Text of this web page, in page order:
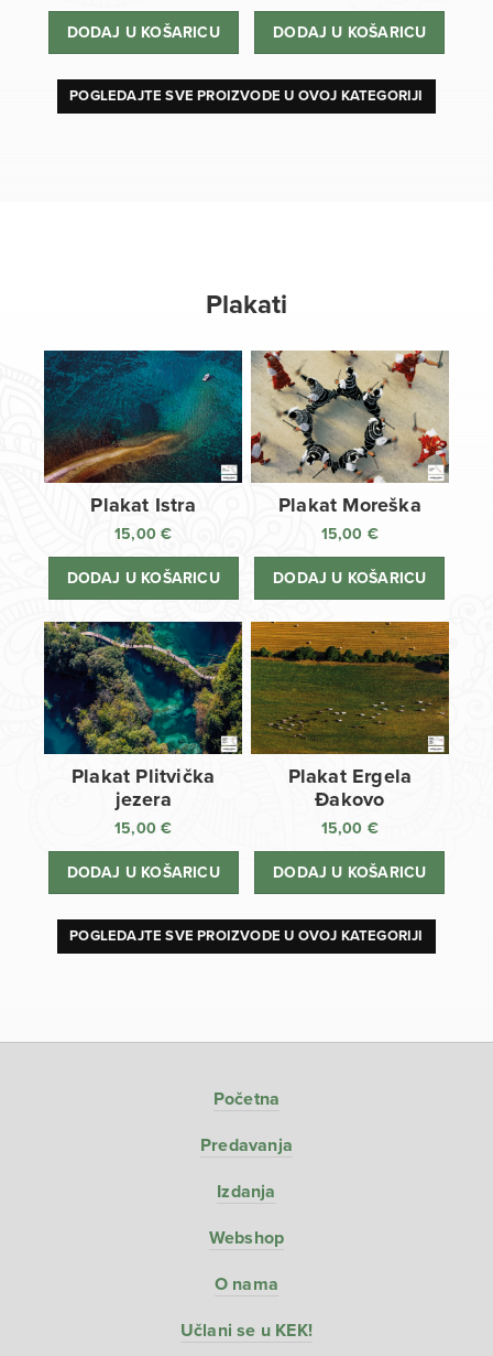
DODAJ U KOŠARICU DODAJ U KOŠARICU
POGLEDAJTE SVE PROIZVODE U OVOJ KATEGORIJI
Plakati
Plakat Istra
15,00€
DODAJ U KOŠARICU
Plakat Moreška
15,00 €
DODAJ U KOŠARICU
Plakat Plitvička
jezera
15,00€
DODAJ U KOŠARICU
Plakat Ergela
Đakovo
15,00 €
DODAJ U KOŠARICU
POGLEDAJTE SVE PROIZVODE U OVOJ KATEGORIJI
Početna
Predavanja
Izdanja
Webshop
O nama
Učlani se u KEK!